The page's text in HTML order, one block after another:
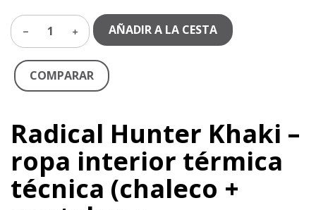
1 AÑADIR A LA CESTA
COMPARAR
Radical Hunter Khaki –
ropa interior térmica
técnica (chaleco +